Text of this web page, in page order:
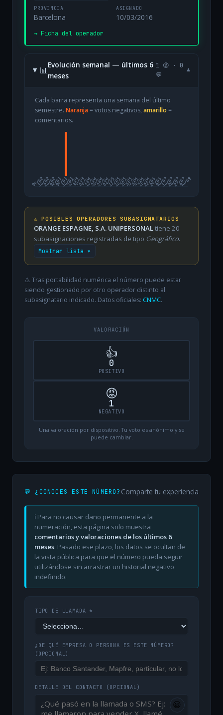
PROVINCIA
Barcelona
ASIGNADO
10/03/2016
→ Ficha del operador
📊
Evolución semanal — últimos 6
meses
1 😡 · 0
💬
▾
Cada barra representa una semana del último
semestre. Naranja= votos negativos, amarillo =
comentarios.
09/02
16/0223/0202/0309/0316/0323/0330/0306/0413/0420/0427/0404/0511/0518/0525/0501/0608/0615/0622/0629/0606/0713/0720/0727/07
03/08
⚠️ POSIBLES OPERADORES SUBASIGNATARIOS
ORANGE ESPAGNE, S.A. UNIPERSONALtiene 20
subasignaciones registradas de tipo Geográfico.
Mostrar lista ▾
⚠️ Tras portabilidad numérica el número puede estar
siendo gestionado por otro operador distinto al
subasignatario indicado. Datos oficiales: CNMC.
VALORACIÓN
👍
0
POSITIVO
😡
1
NEGATIVO
Una valoración por dispositivo. Tu voto es anónimo y se
puede cambiar.
💬 ¿CONOCES ESTE NÚMERO? Comparte tu experiencia
ℹ️ Para no causar daño permanente a la
numeración, esta página solo muestra
comentarios y valoraciones de los últimos 6
meses. Pasado ese plazo, los datos se ocultan de
la vista pública para que el número pueda seguir
utilizándose sin arrastrar un historial negativo
indefinido.
TIPO DE LLAMADA *
¿DE QUÉ EMPRESA O PERSONA ES ESTE NÚMERO?
(OPCIONAL)
DETALLE DEL CONTACTO (OPCIONAL)
😀